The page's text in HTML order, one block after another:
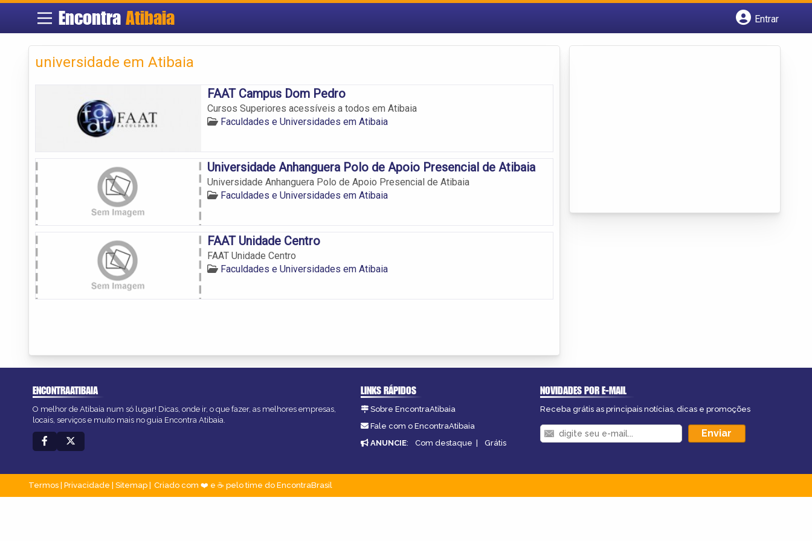
EncontraAtibaia
Entrar
universidade em Atibaia
FAAT Campus Dom Pedro
Cursos Superiores acessíveis a todos em Atibaia
Faculdades e Universidades em Atibaia
Universidade Anhanguera Polo de Apoio Presencial de Atibaia
Universidade Anhanguera Polo de Apoio Presencial de Atibaia
Faculdades e Universidades em Atibaia
FAAT Unidade Centro
FAAT Unidade Centro
Faculdades e Universidades em Atibaia
ENCONTRAATIBAIA
O melhor de Atibaia num só lugar! Dicas, onde ir, o que fazer, as melhores empresas,
locais, serviços e muito mais no guia Encontra Atibaia.
LINKS RÁPIDOS
Sobre EncontraAtibaia
Fale com o EncontraAtibaia
ANUNCIE: Com destaque | Grátis
NOVIDADES POR E-MAIL
Receba grátis as principais notícias, dicas e promoções
Termos Privacidade Sitemap Criado com ❤️ e ☕ pelo time do EncontraBrasil